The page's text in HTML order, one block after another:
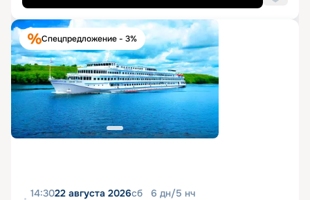
Спецпредложение - 3%
14:3022 августа 2026сб 6 дн/5 нч